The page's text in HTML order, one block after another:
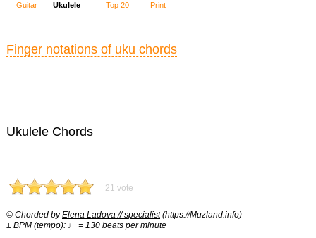
Ukulele Chords
21 vote
© Chorded byElena Ladova // specialist(https://Muzland.info)
± BPM (tempo): ♩ = 130 beats per minute
Guitar Ukulele Top 20 Print
Finger notations of uku chords